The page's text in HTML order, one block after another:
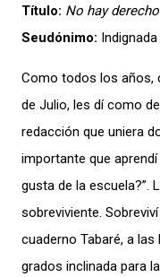
Título: No hay derecho
Seudónimo: Indignada
Como todos los años,
de Julio, les dí como
redacción que uniera
importante que
gusta de la escuela?”.
sobreviviente.
cuaderno Tabaré, a
grados inclinada para